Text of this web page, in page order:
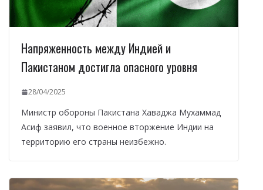
Напряженность между Индией и
Пакистаном достигла опасного уровня
28/04/2025
Министр обороны Пакистана Хаваджа Мухаммад
Асиф заявил, что военное вторжение Индии на
территорию его страны неизбежно.